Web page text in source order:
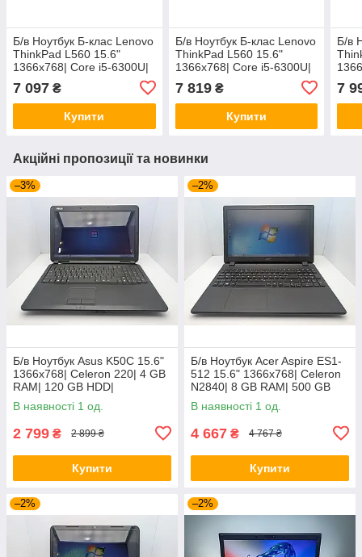
Б/в Ноутбук Б-клас Lenovo
ThinkPad L560 15.6"
1366x768| Core i5-6300U|
8 GB RAM| 240 GB SSD|
HD 520
7 097 ₴
Купити
Б/в Ноутбук Б-клас Lenovo
ThinkPad L560 15.6"
1366x768| Core i5-6300U|
8 GB RAM| 240 GB SSD|
HD 520
7 819₴
Купити
Б/в
HD
7
Акційні пропозиції та новинки
–3%
Б/в Ноутбук Asus K50C 15.6"
1366x768| Celeron 220| 4 GB
RAM| 120 GB HDD|
В наявності 1 од.
2 799 ₴ 2 899 ₴
Купити
–2%
Б/в Ноутбук Acer Aspire ES1-
512 15.6" 1366x768| Celeron
N2840| 8 GB RAM| 500 GB
HDD| HD
В наявності 1 од.
4 667 ₴ 4 767 ₴
Купити
–2% –2%